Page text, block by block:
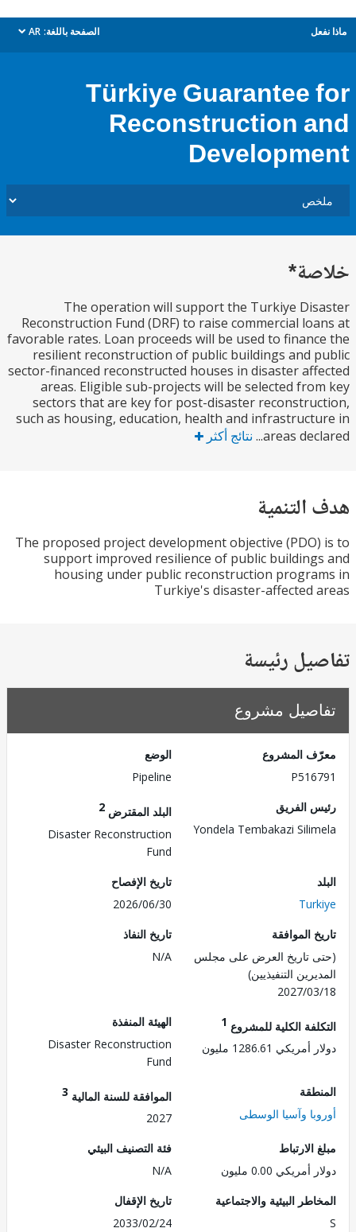
الصفحة باللغة: AR
dropdown
Türkiye
Reconstruction
The operation will support the Turkiye
Reconstruction Fund (DRF) to raise commercial
favorable rates. Loan proceeds will be used to
resilient reconstruction of public buildings and
sector-financed reconstructed houses in disaster
areas. Eligible sub-projects will be selected
sectors that are key for post-disaster
such as housing, education, health and
areas نتائج أكثر
The proposed project development objective
support improved resilience of public
housing under public reconstruction
Turkiye's disaster-affected
رئيسة
مشروع
المشروع
الفريق
Yondela Tembakazi
البلد المقترض
Disaster Reconstruction
تاريخ الإفصاح
2026/06/30
الموافقة
تاريخ العرض على مجلس
التنفيذيين)
2027/
تاريخ النفاذ
N/A
الكلية للمشروع1
1286.61 مليون
الهيئة المنفذة
Disaster Reconstruction
وآسيا الوسطى
الموافقة للسنة المالية3
0.00 مليون
فئة التصنيف البيئي
البيئية والاجتماعية
تاريخ الإقفال
2033/02/24